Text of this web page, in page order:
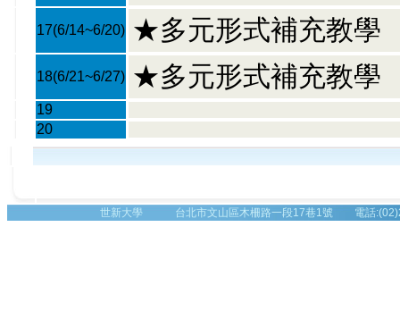
17(6/14~6/20) ★多元形式補充教學
18(6/21~6/27) ★多元形式補充教學
19
20
世新大學 台北市文山區木柵路一段17巷1號 電話